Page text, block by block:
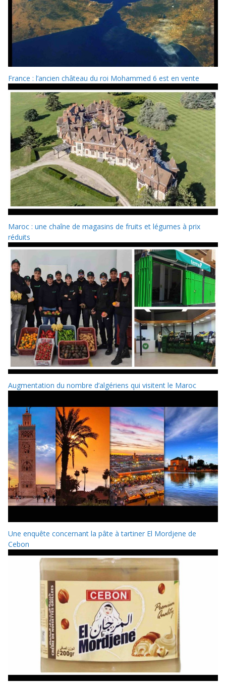
France : l’ancien château du roi Mohammed 6 est en vente
Maroc : une chaîne de magasins de fruits et légumes à prix
réduits
Augmentation du nombre d’algériens qui visitent le Maroc
Une enquête concernant la pâte à tartiner El Mordjene de
Cebon